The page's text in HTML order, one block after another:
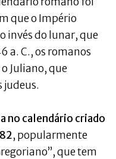
que o Império
invés do lunar, que
a. C., os romanos
Juliano, que
judeus.
no calendário criado
, popularmente
que tem